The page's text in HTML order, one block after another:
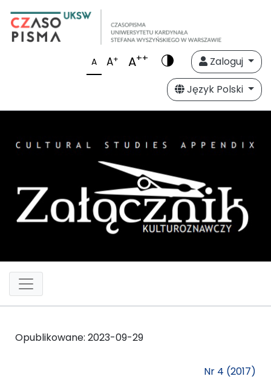
A A+ A++
Zaloguj
Język Polski
Opublikowane: 2023-09-29
Nr 4 (2017)